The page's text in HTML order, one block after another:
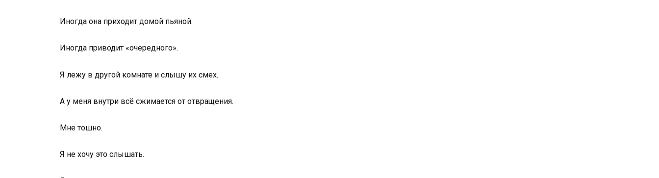
Иногда она приходит домой пьяной.
Иногда приводит «очередного».
Я лежу в другой комнате и слышу их смех.
А у меня внутри всё сжимается от отвращения.
Мне тошно.
Я не хочу это слышать.